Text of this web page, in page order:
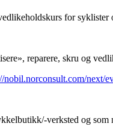
for syklister
reparere, skru og
nobil.norconsult.com/next/
verksted og som